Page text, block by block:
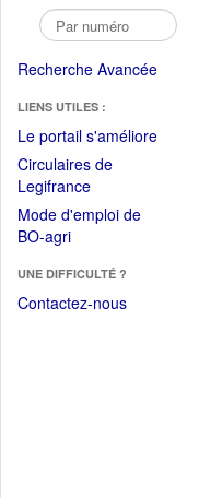
Recherche Avancée
LIENS UTILES :
Le portail s'améliore(Fichier
Circulaires de
Legifrance(Ouvrir
dans
une
fenêtre)
Mode d'emploi de
BO-agri(Ouvrir
une
nouvelle
UNE DIFFICULTÉ ?
Contactez-nous